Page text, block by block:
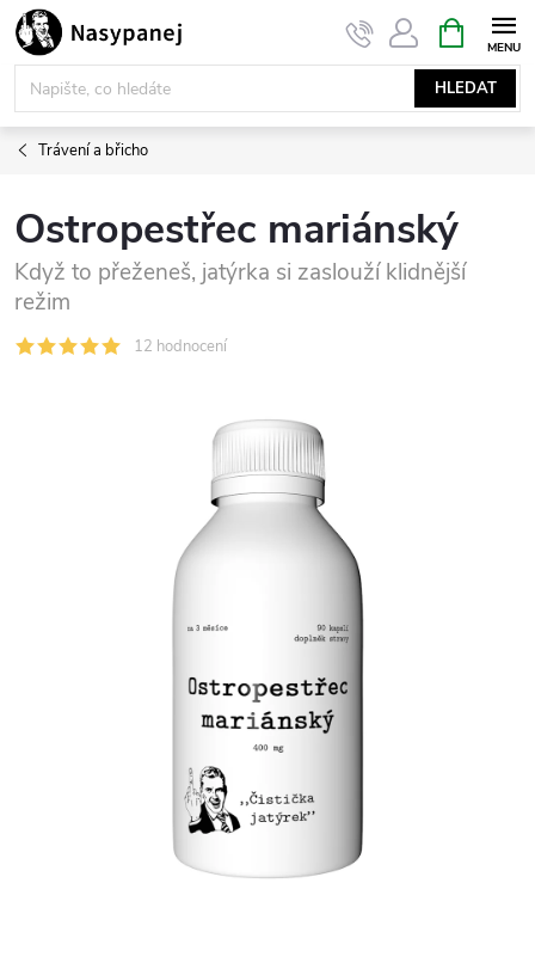
Přejít
na
obsah
HLEDAT
NÁKUPNÍ
KOŠÍK
Trávení a břicho
Ostropestřec mariánský
Když to přeženeš, jatýrka si zaslouží klidnější
režim
12 hodnocení